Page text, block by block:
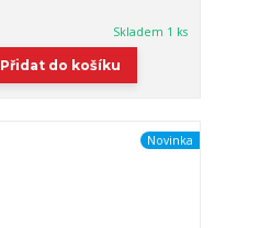
Skladem 1 ks
Přidat do košíku
Novinka